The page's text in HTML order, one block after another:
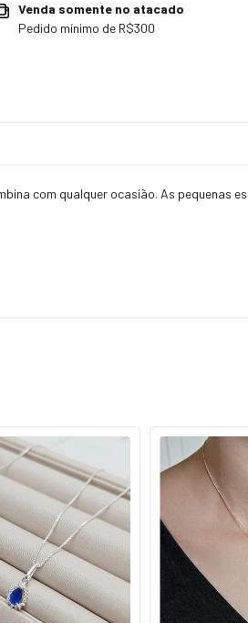
Venda somente no atacado
Pedido mínimo de R$300
com qualquer ocasião. As pequenas